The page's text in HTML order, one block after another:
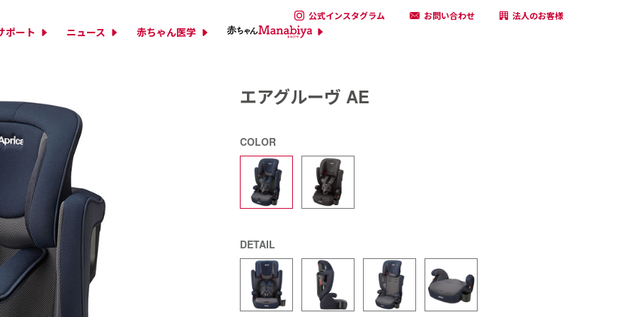
ポート ニュース 赤ちゃん医学
公式インスタグラム お問い合わせ 法人のお客様
エアグルーヴ AE
COLOR
DETAIL